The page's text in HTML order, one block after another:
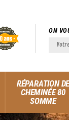
ON
RÉPARATION
CHEMINÉE 80
SOMME